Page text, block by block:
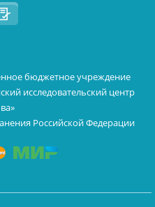
бюджетное учреждение
исследовательский центр
Российской Федерации